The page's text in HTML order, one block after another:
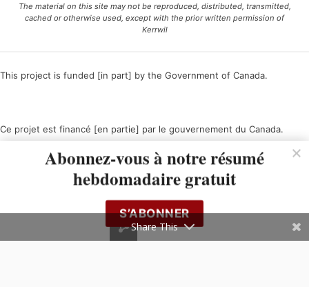
The material on this site may not be reproduced, distributed, transmitted,
cached or otherwise used, except with the prior written permission of
Kerrwil
This project is funded [in part] by the Government of Canada.
Ce projet est financé [en partie] par le gouvernement du Canada.
Abonnez-vous à notre résumé
hebdomadaire gratuit
S’ABONNER
Share This